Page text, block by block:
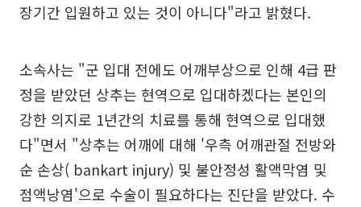
장기간 입원하고 있는 것이 아니다"라고 밝혔다.
소속사는 "군 입대 전에도 어깨부상으로 인해 4급 판
정을 받았던 상추는 현역으로 입대하겠다는 본인의
강한 의지로 1년간의 치료를 통해 현역으로 입대했
다"면서 "상추는 어깨에 대해 '우측 어깨관절 전방와
순 손상( bankart injury) 및 불안정성 활액막염 및
점액낭염'으로 수술이 필요하다는 진단을 받았다. 수